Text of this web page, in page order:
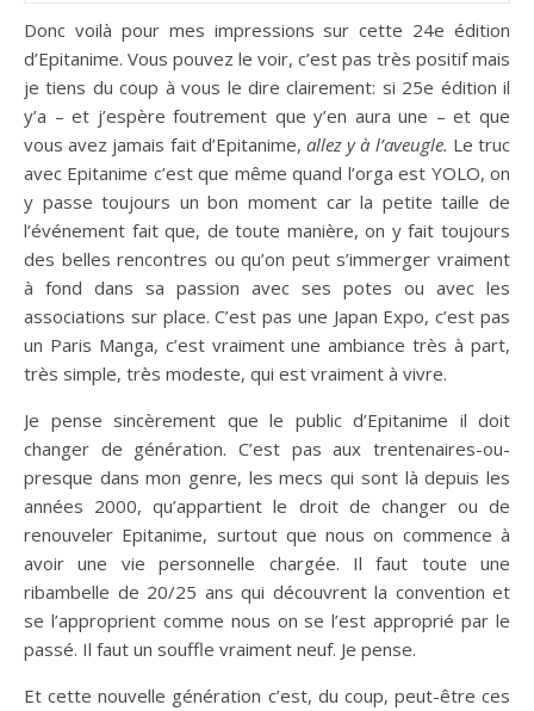
Donc voilà pour mes impressions sur cette 24e édition
d’Epitanime. Vous pouvez le voir, c’est pas très positif mais
je tiens du coup à vous le dire clairement: si 25e édition il
y’a – et j’espère foutrement que y’en aura une – et que
vous avez jamais fait d’Epitanime, allez y à l’aveugle. Le truc
avec Epitanime c’est que même quand l’orga est YOLO, on
y passe toujours un bon moment car la petite taille de
l’événement fait que, de toute manière, on y fait toujours
des belles rencontres ou qu’on peut s’immerger vraiment
à fond dans sa passion avec ses potes ou avec les
associations sur place. C’est pas une Japan Expo, c’est pas
un Paris Manga, c’est vraiment une ambiance très à part,
très simple, très modeste, qui est vraiment à vivre.
Je pense sincèrement que le public d’Epitanime il doit
changer de génération. C’est pas aux trentenaires-ou-
presque dans mon genre, les mecs qui sont là depuis les
années 2000, qu’appartient le droit de changer ou de
renouveler Epitanime, surtout que nous on commence à
avoir une vie personnelle chargée. Il faut toute une
ribambelle de 20/25 ans qui découvrent la convention et
se l’approprient comme nous on se l’est approprié par le
passé. Il faut un souffle vraiment neuf. Je pense.
Et cette nouvelle génération c’est, du coup, peut-être ces